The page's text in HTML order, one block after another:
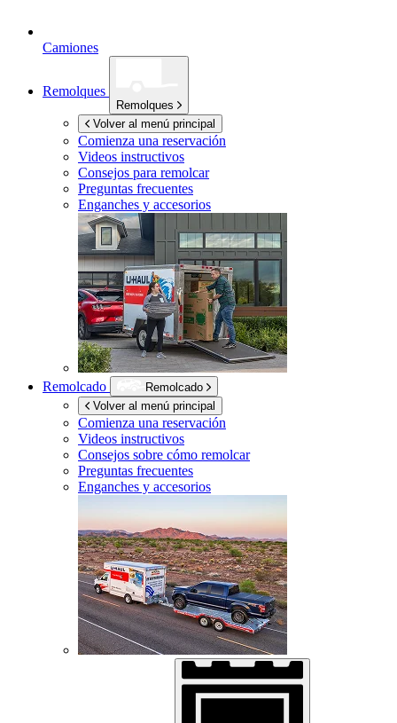
Camiones
Remolques
Remolques
Volver al menú principal
Comienza una reservación
Videos instructivos
Consejos para remolcar
Preguntas frecuentes
Enganches y accesorios
Remolcado
Remolcado
Volver al menú principal
Comienza una reservación
Videos instructivos
Consejos sobre cómo remolcar
Preguntas frecuentes
Enganches y accesorios